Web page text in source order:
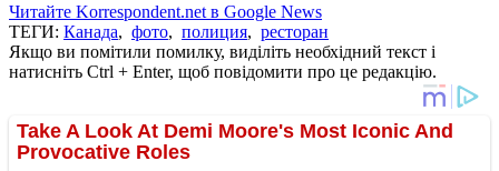
Читайте Korrespondent.net в Google News
ТЕГИ: Канада, фото, полиция, ресторан
Якщо ви помітили помилку, виділіть необхідний текст і
натисніть Ctrl + Enter, щоб повідомити про це редакцію.